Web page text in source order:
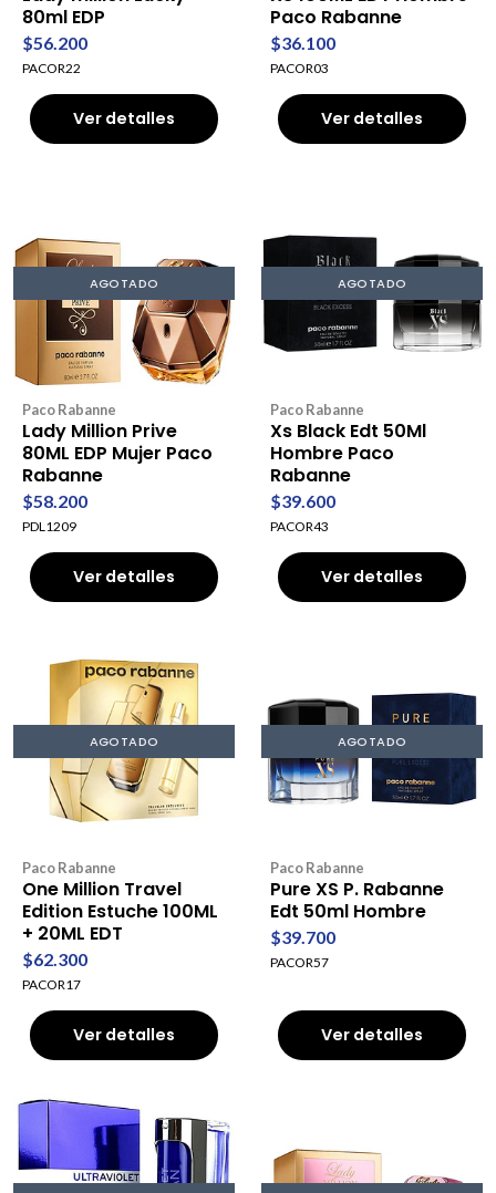
80ml EDP
$56.200
PACOR22
Ver detalles
Paco Rabanne
$36.100
PACOR03
Ver detalles
AGOTADO
Paco Rabanne
Lady Million Prive
80ML EDP Mujer Paco
Rabanne
$58.200
PDL1209
Ver detalles
AGOTADO
Paco Rabanne
Xs Black Edt 50Ml
Hombre Paco
Rabanne
$39.600
PACOR43
Ver detalles
AGOTADO
Paco Rabanne
One Million Travel
Edition Estuche 100ML
+ 20ML EDT
$62.300
PACOR17
Ver detalles
AGOTADO
Paco Rabanne
Pure XS P. Rabanne
Edt 50ml Hombre
$39.700
PACOR57
Ver detalles